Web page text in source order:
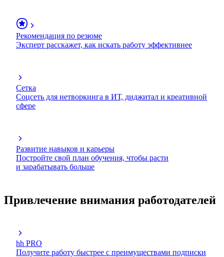
Рекомендация по резюме
Эксперт расскажет, как искать работу эффективнее
Сетка
Соцсеть для нетворкинга в ИТ, диджитал и креативной
сфере
Развитие навыков и карьеры
Постройте свой план обучения, чтобы расти
и зарабатывать больше
Привлечение внимания работодателей
hh PRO
Получите работу быстрее с преимуществами подписки